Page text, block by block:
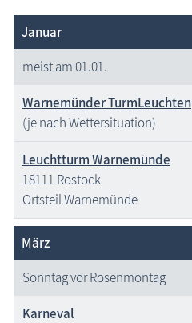
Wissenswertes
Veranstaltungen
Nordvorpommern
feste Veranstaltungstermine
Fischland-Darß-Zingst
Nordvorpommern
Nordwestmecklenburg
Rostock & Umgebung
Januar
meist am 01.01.
Warnemünder TurmLeuchten
(je nach Wettersituation)
Leuchtturm Warnemünde
18111 Rostock
Ortsteil Warnemünde
März
Sonntag vor Rosenmontag
Karneval